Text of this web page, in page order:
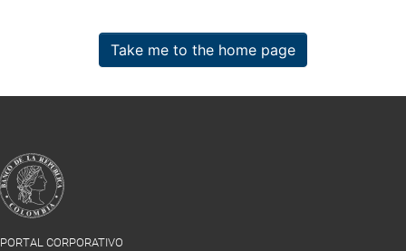
Take me to the home page
PORTAL CORPORATIVO